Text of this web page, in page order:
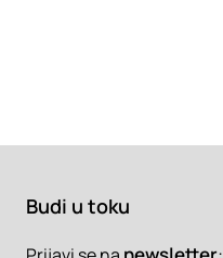
Budi u toku